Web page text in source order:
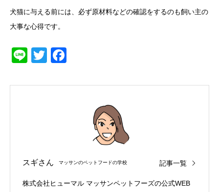
犬猫に与える前には、必ず原材料などの確認をするのも飼い主の
大事な心得です。
LineTwitter
スギさん マッサンのペットフードの学校 記事一覧
株式会社ヒューマル マッサンペットフーズの公式WEB